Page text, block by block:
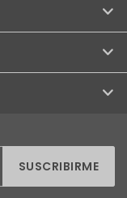
SUSCRIBIRME